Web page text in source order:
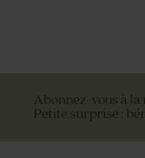
Abonnez-vous à
Petite surprise :